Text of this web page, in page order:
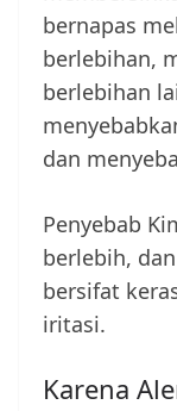
bernapas
berlebihan,
berlebihan
dan
Penyebab
berlebih,
bersifat
iritasi.
Karena